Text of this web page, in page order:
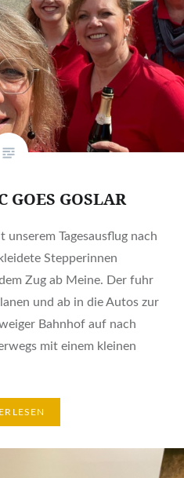
GOES GOSLAR
Tagesausflug nach
Stepperinnen
Zug ab Meine. Der fuhr
und ab in die Autos zur
Bahnhof auf nach
mit einem kleinen